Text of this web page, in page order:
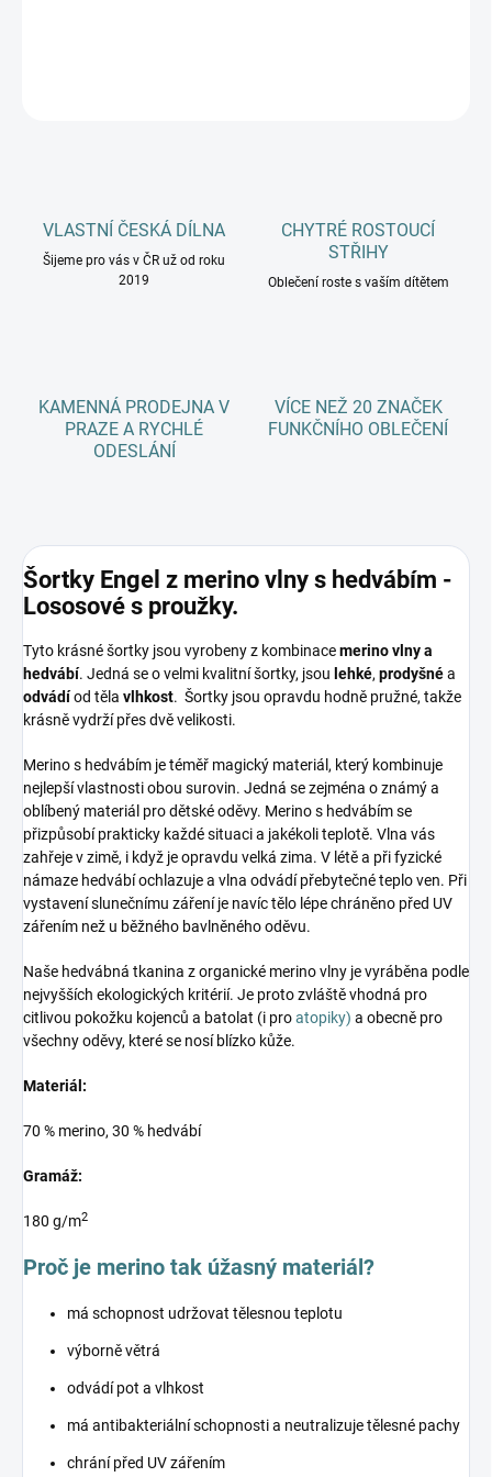
VLASTNÍ ČESKÁ DÍLNA
Šijeme pro vás v ČR už od roku
2019
CHYTRÉ ROSTOUCÍ
STŘIHY
Oblečení roste s vaším dítětem
KAMENNÁ PRODEJNA V
PRAZE A RYCHLÉ
ODESLÁNÍ
VÍCE NEŽ 20 ZNAČEK
FUNKČNÍHO OBLEČENÍ
Šortky Engel z merino vlny s hedvábím -
Lososové s proužky.
Tyto krásné šortky jsou vyrobeny z kombinacemerino vlny a
hedvábí. Jedná se o velmi kvalitní šortky, jsou lehké, prodyšnéa
odvádíod těla vlhkost. Šortky jsou opravdu hodně pružné, takže
krásně vydrží přes dvě velikosti.
Merino s hedvábím je téměř magický materiál, který kombinuje
nejlepší vlastnosti obou surovin. Jedná se zejména o známý a
oblíbený materiál pro dětské oděvy. Merino s hedvábím se
přizpůsobí prakticky každé situaci a jakékoli teplotě. Vlna vás
zahřeje v zimě, i když je opravdu velká zima. V létě a při fyzické
námaze hedvábí ochlazuje a vlna odvádí přebytečné teplo ven. Při
vystavení slunečnímu záření je navíc tělo lépe chráněno před UV
zářením než u běžného bavlněného oděvu.
Naše hedvábná tkanina z organické merino vlny je vyráběna podle
nejvyšších ekologických kritérií. Je proto zvláště vhodná pro
citlivou pokožku kojenců a batolat (i proatopiky) a obecně pro
všechny oděvy, které se nosí blízko kůže.
Materiál:
70 % merino, 30 % hedvábí
Gramáž:
180 g/m2
Proč je merino tak úžasný materiál?
má schopnost udržovat tělesnou teplotu
výborně větrá
odvádí pot a vlhkost
má antibakteriální schopnosti a neutralizuje tělesné pachy
chrání před UV zářením